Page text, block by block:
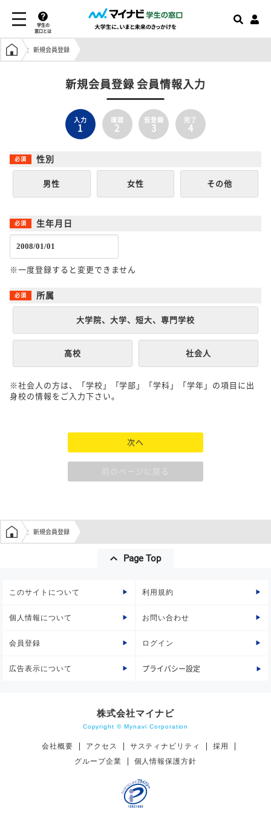
学生の
窓口とは
学生の窓口トップ
新規会員登録
新規会員登録 会員情報入力
入力
1
確認
2
仮登録
3
完了
4
性別
男性 女性 その他
生年月日
※一度登録すると変更できません
所属
大学院、大学、短大、専門学校
高校 社会人
※社会人の方は、「学校」「学部」「学科」「学年」の項目に出
身校の情報をご入力下さい。
次へ
前のページに戻る
学生の窓口トップ
新規会員登録
Page Top
このサイトについて 利用規約
個人情報について お問い合わせ
会員登録 ログイン
広告表示について プライバシー設定
株式会社マイナビ
Copyright © Mynavi Corporation
会社概要 アクセス サスティナビリティ
採用
グループ企業
個人情報保護方針